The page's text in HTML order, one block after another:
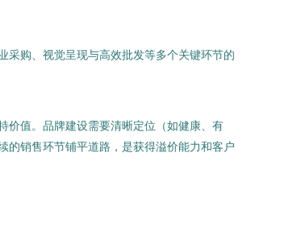
采购、视觉呈现与高效批发等多个关键环节的
价值。品牌建设需要清晰定位（如健康、有
的销售环节铺平道路，是获得溢价能力和客户